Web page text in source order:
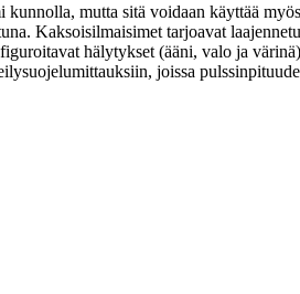
mutta sitä voidaan käyttää
Kaksoisilmaisimet tarjoavat
hälytykset (ääni, valo ja
joissa